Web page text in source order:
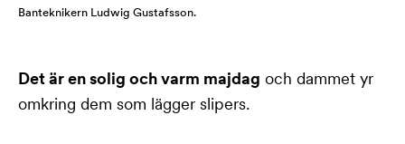
Banteknikern Ludwig Gustafsson.
Det är en solig och varm majdag och dammet yr
omkring dem som lägger slipers.